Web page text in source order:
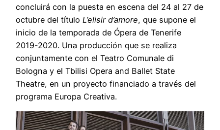
concluirá con la puesta en escena del 24 al 27 de
octubre del título L’elisir d’amore, que supone el
inicio de la temporada de Ópera de Tenerife
2019-2020. Una producción que se realiza
conjuntamente con el Teatro Comunale di
Bologna y el Tbilisi Opera and Ballet State
Theatre, en un proyecto financiado a través del
programa Europa Creativa.